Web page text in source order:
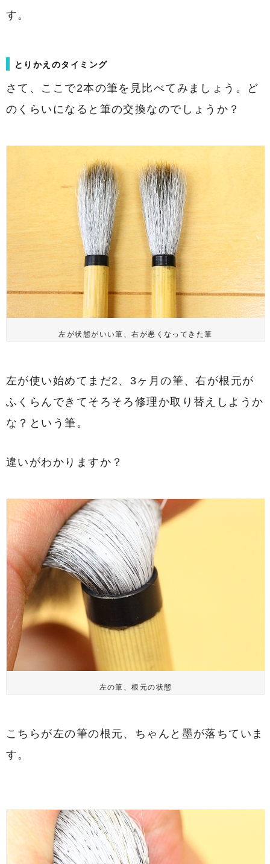
す。
とりかえのタイミング
さて、ここで2本の筆を見比べてみましょう。ど
のくらいになると筆の交換なのでしょうか？
左が状態がいい筆、右が悪くなってきた筆
左が使い始めてまだ2、3ヶ月の筆、右が根元が
ふくらんできてそろそろ修理か取り替えしようか
な？という筆。
違いがわかりますか？
左の筆、根元の状態
こちらが左の筆の根元、ちゃんと墨が落ちていま
す。